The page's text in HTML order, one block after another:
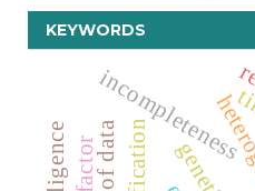
KEYWORDS
incompleteness